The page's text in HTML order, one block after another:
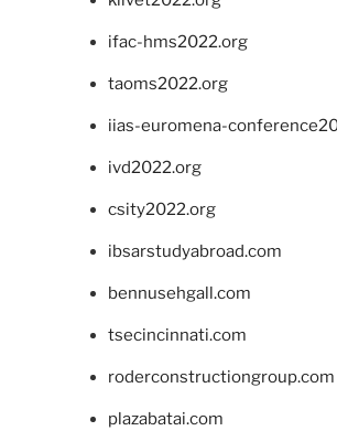
ifac-hms2022.org
taoms2022.org
iias-euromena-
ivd2022.org
csity2022.org
ibsarstudyabroad.com
bennusehgall.com
tsecincinnati.com
roderconstructiongroup.com
plazabatai.com